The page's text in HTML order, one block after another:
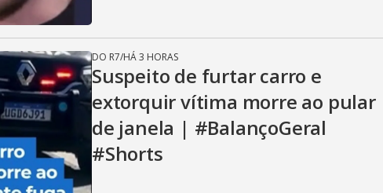
DO R7/HÁ 3 HORAS
Suspeito de furtar carro e
extorquir vítima morre ao pular
de janela | #BalançoGeral
#Shorts